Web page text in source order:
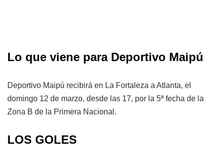
Lo que viene para Deportivo Maipú
Deportivo Maipú recibirá en La Fortaleza a Atlanta, el
domingo 12 de marzo, desde las 17, por la 5ª fecha de la
Zona B de la Primera Nacional.
LOS GOLES